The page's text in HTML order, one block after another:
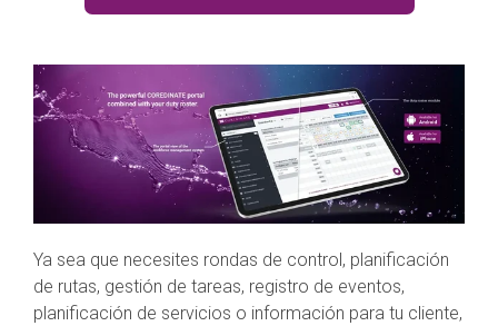
Ya sea que necesites rondas de control, planificación
de rutas, gestión de tareas, registro de eventos,
planificación de servicios o información para tu cliente,